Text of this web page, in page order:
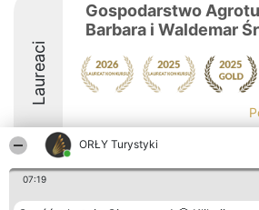
ORŁY Turystyki
07:19
Laureaci
Gospodarstwo
Barbara i Waldemar
9